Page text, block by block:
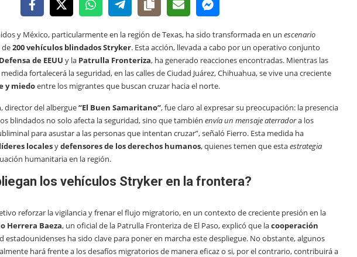
y México, particularmente en la región de Texas, ha sido transformada en un escenario
de200 vehículos blindados Stryker. Esta acción, llevada a cabo por un operativo conjunto
de EEUU y la Patrulla Fronteriza, ha generado reacciones encontradas. Mientras las
fortalecerá la seguridad, en las calles de Ciudad Juárez, Chihuahua, se vive una creciente
y miedoentre los migrantes que buscan cruzar hacia el norte.
, director del albergue“El Buen Samaritano”, fue claro al expresar su preocupación: la presencia
blindados no solo afecta la seguridad, sino que también envía un mensaje aterradora los
para asustar a las personas que intentan cruzar”, señaló Fierro. Esta medida ha
líderes localesydefensores de los derechos humanos, quienes temen que estaestrategia
humanitaria en la región.
los vehículos Stryker en la frontera?
reforzar la vigilancia y frenar el flujo migratorio, en un contexto de creciente presión en la
Herrera Baeza, un oficial de la Patrulla Fronteriza de El Paso, explicó que lacooperación
estadounidenses ha sido clave para poner en marcha este despliegue. No obstante, algunos
hará frente a los desafíos migratorios de manera eficaz o si, por el contrario, contribuirá a